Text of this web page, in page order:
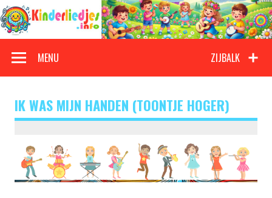
Doorgaan
naar
inhoud
Kinderliedjes
ZIJBALK
MENU
IK WAS MIJN HANDEN (TOONTJE HOGER)